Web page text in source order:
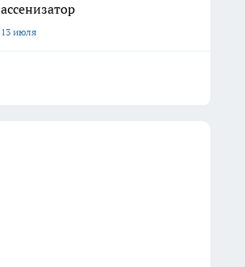
ассенизатор
13 июля